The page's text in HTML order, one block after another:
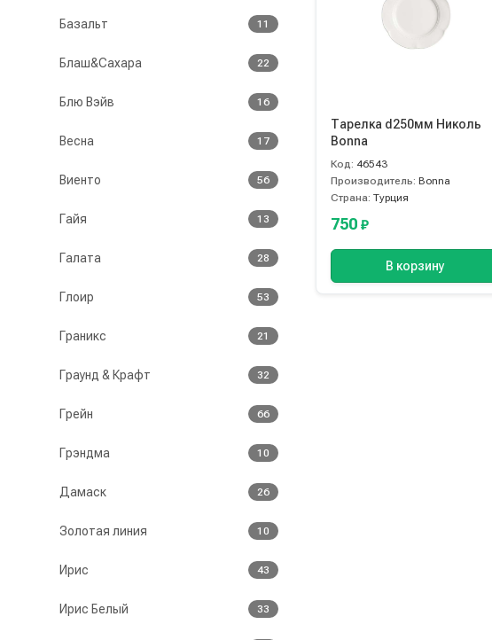
Базальт 11
Блаш&Сахара 22
Блю Вэйв 16
Весна 17
Виенто 56
Гайя 13
Галата 28
Глоир 53
Граникс 21
Граунд & Крафт 32
Грейн 66
Грэндма 10
Дамаск 26
Золотая линия 10
Ирис 43
Ирис Белый 33
Тарелка d250мм Николь
Bonna
Код: 46543
Производитель: Bonna
Страна: Турция
750 ₽
В корзину